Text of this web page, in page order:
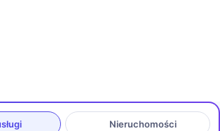
Nieruchomości